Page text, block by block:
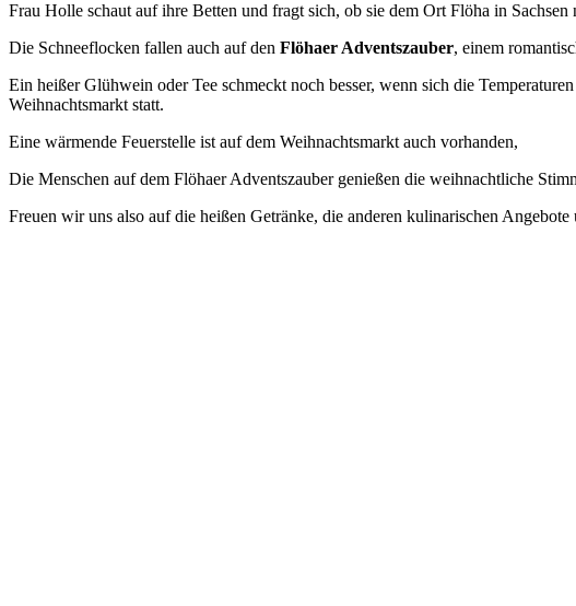
Frau Holle schaut auf ihre Betten und fragt sich, ob sie dem Ort Flöha in
Die Schneeflocken fallen auch auf den Flöhaer Adventszauber, einem
Ein heißer Glühwein oder Tee schmeckt noch besser, wenn sich die
Weihnachtsmarkt statt.
Eine wärmende Feuerstelle ist auf dem Weihnachtsmarkt auch vorhanden,
Die Menschen auf dem Flöhaer Adventszauber genießen die weihnachtliche
Freuen wir uns also auf die heißen Getränke, die anderen kulinarischen